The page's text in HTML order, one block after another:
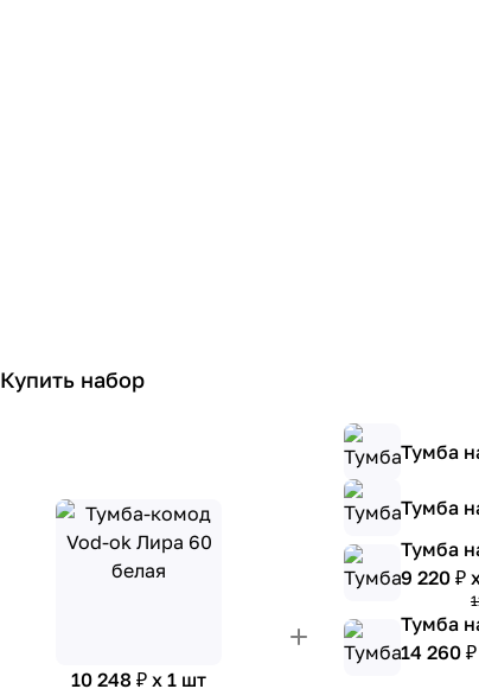
Купить набор
10 248 ₽ x 1 шт
Тумба
Тумба
Тумба
9 220 ₽
Тумба
14 260